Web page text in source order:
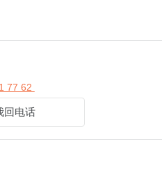
77 62
回电话